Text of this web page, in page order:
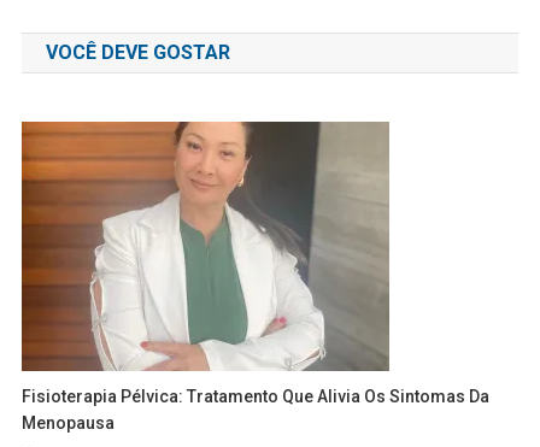
de
Post
VOCÊ DEVE GOSTAR
Fisioterapia Pélvica: Tratamento Que Alivia Os Sintomas Da
Menopausa